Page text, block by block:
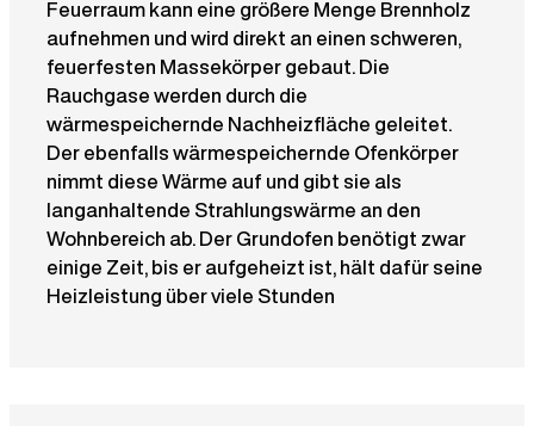
Feuerraum kann eine größere Menge Brennholz
aufnehmen und wird direkt an einen schweren,
feuerfesten Massekörper gebaut. Die
Rauchgase werden durch die
wärmespeichernde Nachheizfläche geleitet.
Der ebenfalls wärmespeichernde Ofenkörper
nimmt diese Wärme auf und gibt sie als
langanhaltende Strahlungswärme an den
Wohnbereich ab. Der Grundofen benötigt zwar
einige Zeit, bis er aufgeheizt ist, hält dafür seine
Heizleistung über viele Stunden